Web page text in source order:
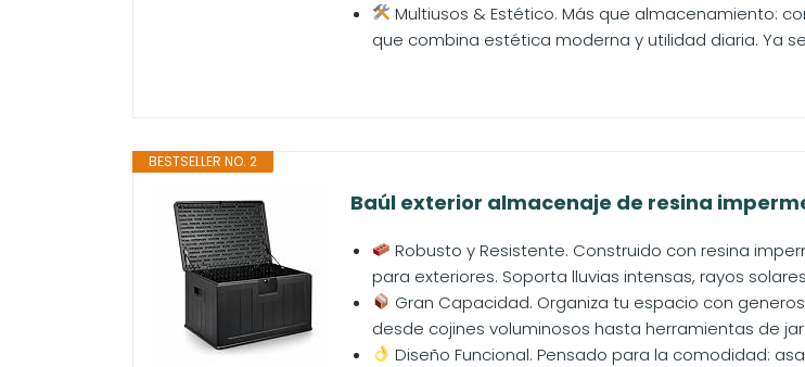
Multiusos & Estético. Más que almacenamiento:
que combina estética moderna y utilidad diaria. Ya
BESTSELLER NO. 2
Baúl exterior almacenaje de resina
Robusto y Resistente. Construido con resina
para exteriores. Soporta lluvias intensas, rayos
Gran Capacidad. Organiza tu espacio con
desde cojines voluminosos hasta herramientas de
Diseño Funcional. Pensado para la comodidad: